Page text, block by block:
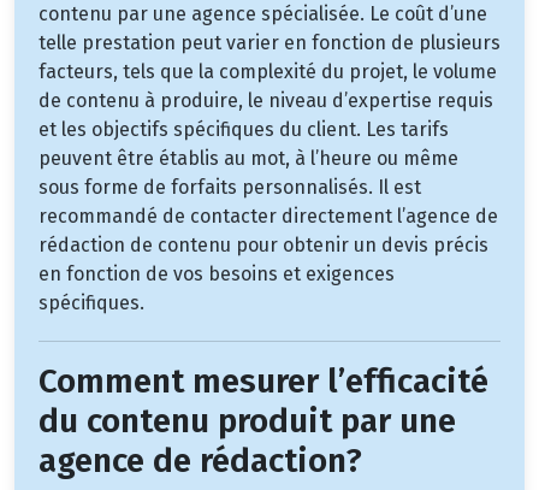
contenu par une agence spécialisée. Le coût d’une
telle prestation peut varier en fonction de plusieurs
facteurs, tels que la complexité du projet, le volume
de contenu à produire, le niveau d’expertise requis
et les objectifs spécifiques du client. Les tarifs
peuvent être établis au mot, à l’heure ou même
sous forme de forfaits personnalisés. Il est
recommandé de contacter directement l’agence de
rédaction de contenu pour obtenir un devis précis
en fonction de vos besoins et exigences
spécifiques.
Comment mesurer l’efficacité
du contenu produit par une
agence de rédaction?